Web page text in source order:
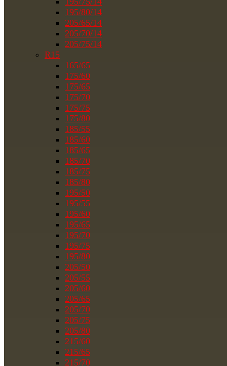
195/80/14
205/65/14
205/70/14
205/75/14
R15
165/65
175/60
175/65
175/70
175/75
175/80
185/55
185/60
185/65
185/70
185/75
185/80
195/50
195/55
195/60
195/65
195/70
195/75
195/80
205/50
205/55
205/60
205/65
205/70
205/75
205/80
215/60
215/65
215/70